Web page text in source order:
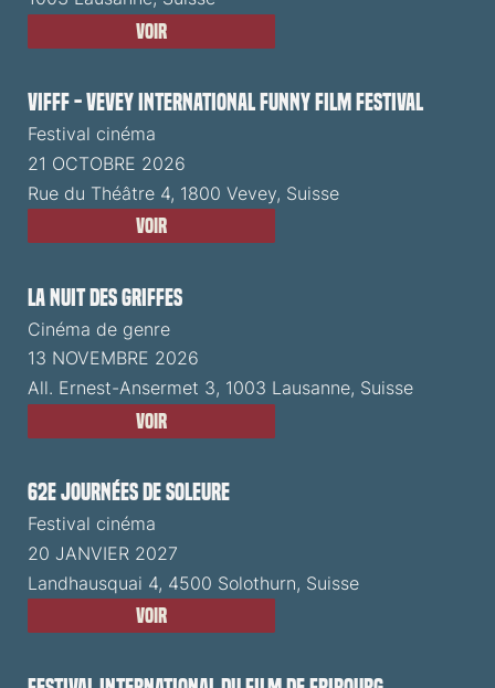
Voir
VIFFF - Vevey International Funny Film Festival
Festival cinéma
21 OCTOBRE 2026
Rue du Théâtre 4, 1800 Vevey, Suisse
Voir
La Nuit des Griffes
Cinéma de genre
13 NOVEMBRE 2026
All. Ernest-Ansermet 3, 1003 Lausanne, Suisse
Voir
62e Journées de Soleure
Festival cinéma
20 JANVIER 2027
Landhausquai 4, 4500 Solothurn, Suisse
Voir